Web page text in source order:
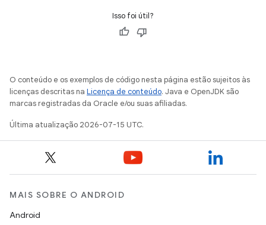
Isso foi útil?
O conteúdo e os exemplos de código nesta página estão sujeitos às
licenças descritas na Licença de conteúdo. Java e OpenJDK são
marcas registradas da Oracle e/ou suas afiliadas.
Última atualização 2026-07-15 UTC.
MAIS SOBRE O ANDROID
Android